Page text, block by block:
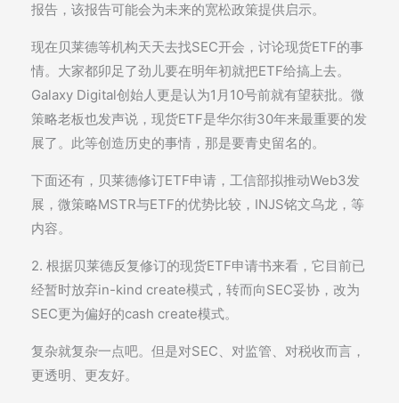
报告，该报告可能会为未来的宽松政策提供启示。
现在贝莱德等机构天天去找SEC开会，讨论现货ETF的事
情。大家都卯足了劲儿要在明年初就把ETF给搞上去。
Galaxy Digital创始人更是认为1月10号前就有望获批。微
策略老板也发声说，现货ETF是华尔街30年来最重要的发
展了。此等创造历史的事情，那是要青史留名的。
下面还有，贝莱德修订ETF申请，工信部拟推动Web3发
展，微策略MSTR与ETF的优势比较，INJS铭文乌龙，等
内容。
2. 根据贝莱德反复修订的现货ETF申请书来看，它目前已
经暂时放弃in-kind create模式，转而向SEC妥协，改为
SEC更为偏好的cash create模式。
复杂就复杂一点吧。但是对SEC、对监管、对税收而言，
更透明、更友好。